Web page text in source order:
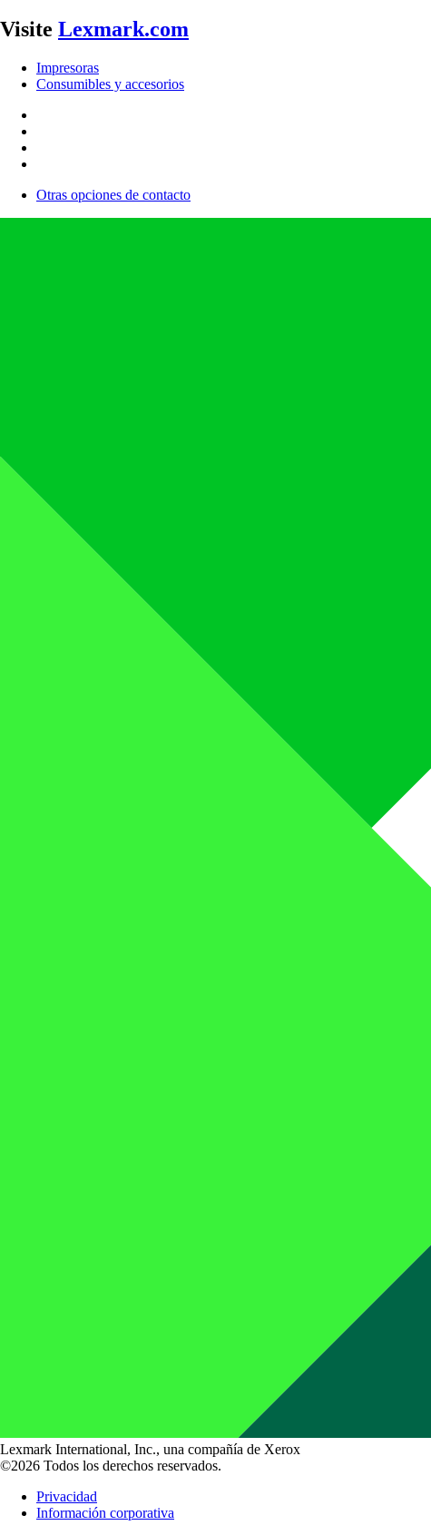
Visite Lexmark.com
Impresoras
Consumibles y accesorios
Otras opciones de contacto
Lexmark International, Inc., una compañía de Xerox
©2026 Todos los derechos reservados.
Privacidad
Información corporativa